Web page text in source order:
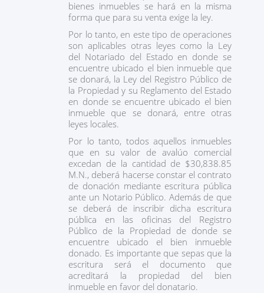
bienes inmuebles se hará en la misma
forma que para su venta exige la ley.
Por lo tanto, en este tipo de operaciones
son aplicables otras leyes como la Ley
del Notariado del Estado en donde se
encuentre ubicado el bien inmueble que
se donará, la Ley del Registro Público de
la Propiedad y su Reglamento del Estado
en donde se encuentre ubicado el bien
inmueble que se donará, entre otras
leyes locales.
Por lo tanto, todos aquellos inmuebles
que en su valor de avalúo comercial
excedan de la cantidad de $30,838.85
M.N., deberá hacerse constar el contrato
de donación mediante escritura pública
ante un Notario Público. Además de que
se deberá de inscribir dicha escritura
pública en las oficinas del Registro
Público de la Propiedad de donde se
encuentre ubicado el bien inmueble
donado. Es importante que sepas que la
escritura será el documento que
acreditará la propiedad del bien
inmueble en favor del donatario.